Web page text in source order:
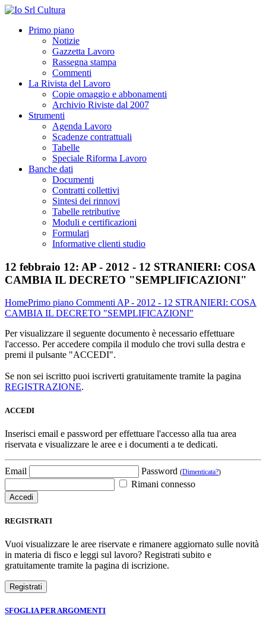
Primo piano
Notizie
Gazzetta Lavoro
Rassegna stampa
Commenti
La Rivista del Lavoro
Copie omaggio e abbonamenti
Archivio Riviste dal 2007
Strumenti
Agenda Lavoro
Scadenze contrattuali
Tabelle
Speciale Riforma Lavoro
Banche dati
Documenti
Contratti collettivi
Sintesi dei rinnovi
Tabelle retributive
Moduli e certificazioni
Formulari
Informative clienti studio
12 febbraio 12: AP - 2012 - 12 STRANIERI: COSA
CAMBIA IL DECRETO "SEMPLIFICAZIONI"
HomePrimo piano CommentiAP - 2012 - 12 STRANIERI: COSA
CAMBIA IL DECRETO "SEMPLIFICAZIONI"
Per visualizzare il seguente documento è necessario effettuare
l'accesso. Per accedere compila il modulo che trovi sulla destra e
premi il pulsante "ACCEDI".
Se non sei iscritto puoi iscriverti gratuitamente tramite la pagina
REGISTRAZIONE.
ACCEDI
Inserisci email e password per effettuare l'accesso alla tua area
riservata e visualizzare le aree e i documenti a te dedicati.
Email Password (Dimenticata?)
Rimani connesso
REGISTRATI
Vuoi visualizzare le aree riservate e rimanere aggiornato sulle novità
in materia di fisco e leggi sul lavoro? Registrati subito e
gratuitamente tramite la pagina di iscrizione.
SFOGLIA PER ARGOMENTI